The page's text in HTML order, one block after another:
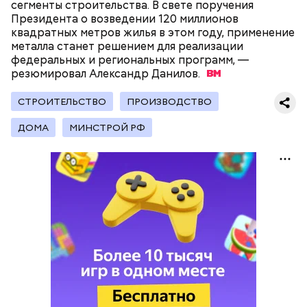
сегменты строительства. В свете поручения
Президента о возведении 120 миллионов
квадратных метров жилья в этом году, применение
металла станет решением для реализации
федеральных и региональных программ, —
резюмировал Александр Данилов.
СТРОИТЕЛЬСТВО ПРОИЗВОДСТВО
ДОМА МИНСТРОЙ РФ
Кроме того, в лисичках содержится эргостерол
(витамин D2), а также они подавляют рост
патогенных дрожжей в тонком и толстом
Поляков предупредил: не стоит собирать грибы у
обочин дорог или рядом с промышленными
предприятиями, так как они могут накапливать в
себе токсические вещества.
— Может пробить заряд на человека. Нужно вести
зверя, затаиться, — добавил академик.